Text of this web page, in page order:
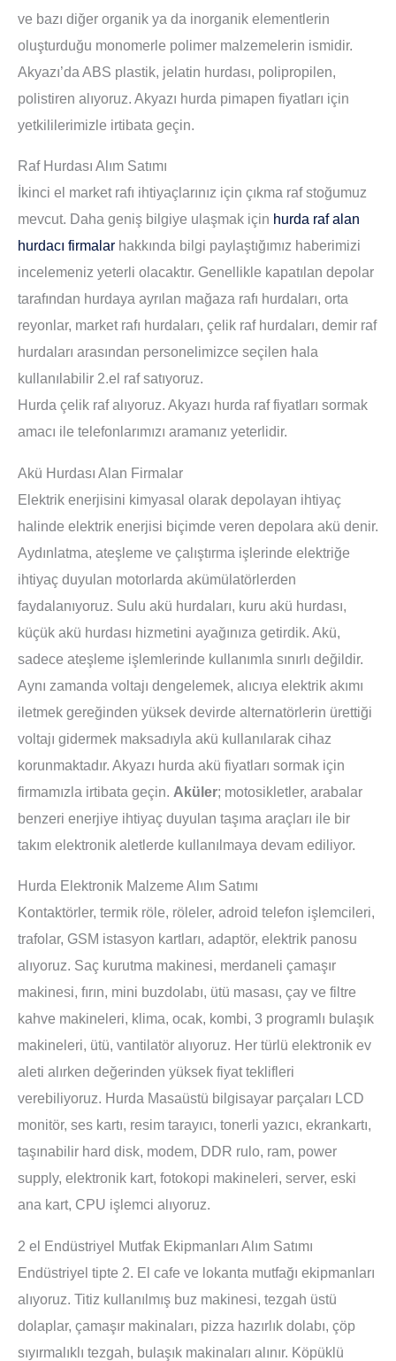
ve bazı diğer organik ya da inorganik elementlerin
oluşturduğu monomerle polimer malzemelerin ismidir.
Akyazı’da ABS plastik, jelatin hurdası, polipropilen,
polistiren alıyoruz. Akyazı hurda pimapen fiyatları için
yetkililerimizle irtibata geçin.
Raf Hurdası Alım Satımı
İkinci el market rafı ihtiyaçlarınız için çıkma raf stoğumuz
mevcut. Daha geniş bilgiye ulaşmak için hurda raf alan
hurdacı firmalar hakkında bilgi paylaştığımız haberimizi
incelemeniz yeterli olacaktır. Genellikle kapatılan depolar
tarafından hurdaya ayrılan mağaza rafı hurdaları, orta
reyonlar, market rafı hurdaları, çelik raf hurdaları, demir raf
hurdaları arasından personelimizce seçilen hala
kullanılabilir 2.el raf satıyoruz.
Hurda çelik raf alıyoruz. Akyazı hurda raf fiyatları sormak
amacı ile telefonlarımızı aramanız yeterlidir.
Akü Hurdası Alan Firmalar
Elektrik enerjisini kimyasal olarak depolayan ihtiyaç
halinde elektrik enerjisi biçimde veren depolara akü denir.
Aydınlatma, ateşleme ve çalıştırma işlerinde elektriğe
ihtiyaç duyulan motorlarda akümülatörlerden
faydalanıyoruz. Sulu akü hurdaları, kuru akü hurdası,
küçük akü hurdası hizmetini ayağınıza getirdik. Akü,
sadece ateşleme işlemlerinde kullanımla sınırlı değildir.
Aynı zamanda voltajı dengelemek, alıcıya elektrik akımı
iletmek gereğinden yüksek devirde alternatörlerin ürettiği
voltajı gidermek maksadıyla akü kullanılarak cihaz
korunmaktadır. Akyazı hurda akü fiyatları sormak için
firmamızla irtibata geçin. Aküler; motosikletler, arabalar
benzeri enerjiye ihtiyaç duyulan taşıma araçları ile bir
takım elektronik aletlerde kullanılmaya devam ediliyor.
Hurda Elektronik Malzeme Alım Satımı
Kontaktörler, termik röle, röleler, adroid telefon işlemcileri,
trafolar, GSM istasyon kartları, adaptör, elektrik panosu
alıyoruz. Saç kurutma makinesi, merdaneli çamaşır
makinesi, fırın, mini buzdolabı, ütü masası, çay ve filtre
kahve makineleri, klima, ocak, kombi, 3 programlı bulaşık
makineleri, ütü, vantilatör alıyoruz. Her türlü elektronik ev
aleti alırken değerinden yüksek fiyat teklifleri
verebiliyoruz. Hurda Masaüstü bilgisayar parçaları LCD
monitör, ses kartı, resim tarayıcı, tonerli yazıcı, ekrankartı,
taşınabilir hard disk, modem, DDR rulo, ram, power
supply, elektronik kart, fotokopi makineleri, server, eski
ana kart, CPU işlemci alıyoruz.
2 el Endüstriyel Mutfak Ekipmanları Alım Satımı
Endüstriyel tipte 2. El cafe ve lokanta mutfağı ekipmanları
alıyoruz. Titiz kullanılmış buz makinesi, tezgah üstü
dolaplar, çamaşır makinaları, pizza hazırlık dolabı, çöp
sıyırmalıklı tezgah, bulaşık makinaları alınır. Köpüklü